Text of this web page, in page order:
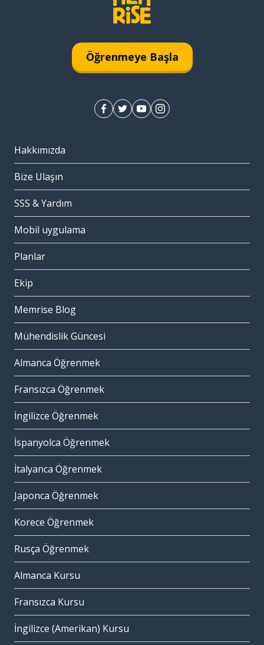
Öğrenmeye Başla
Hakkımızda
Bize Ulaşın
SSS & Yardım
Mobil uygulama
Planlar
Ekip
Memrise Blog
Mühendislik Güncesi
Almanca Öğrenmek
Fransızca Öğrenmek
İngilizce Öğrenmek
İspanyolca Öğrenmek
İtalyanca Öğrenmek
Japonca Öğrenmek
Korece Öğrenmek
Rusça Öğrenmek
Almanca Kursu
Fransızca Kursu
İngilizce (Amerikan) Kursu